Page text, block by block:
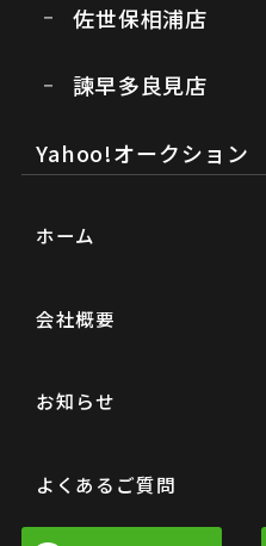
佐世保相浦店
諫早多良見店
Yahoo!オークション
ホーム
会社概要
お知らせ
よくあるご質問